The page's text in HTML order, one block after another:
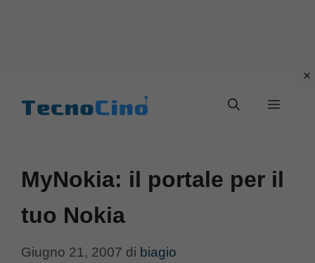
Menu
MyNokia: il portale per il
tuo Nokia
Giugno 21, 2007 di biagio